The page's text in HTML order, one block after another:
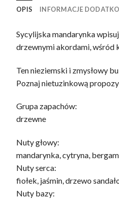
OPIS INFORMACJE
Sycylijska mandarynka
drzewnymi akordami, wśród
Ten nieziemski i zmysłowy
Poznaj nietuzinkową
Grupa zapachów:
drzewne
Nuty głowy:
mandarynka, cytryna,
Nuty serca:
fiołek, jaśmin, drzewo
Nuty bazy: